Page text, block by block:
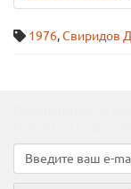
1976,Свиридов